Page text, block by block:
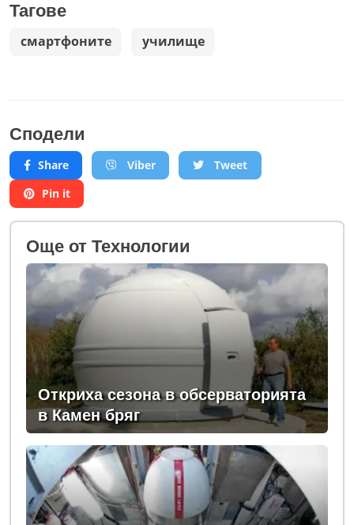
Тагове
смартфоните училище
Сподели
Share Viber
Tweet
Pin it
Oще от Технологии
Откриха сезона в обсерваторията
в Камен бряг